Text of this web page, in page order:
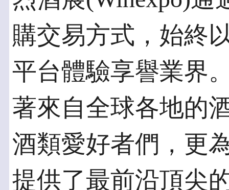
購交易方式，始終
平台體驗享譽業界
著來自全球各地的
酒類愛好者們，更
提供了最前沿頂尖